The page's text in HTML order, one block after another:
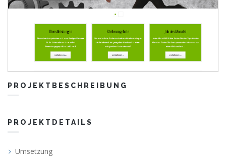
PROJEKTBESCHREIBUNG
PROJEKTDETAILS
Umsetzung